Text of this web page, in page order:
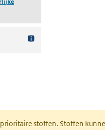
prioritaire stoffen. Stoffen